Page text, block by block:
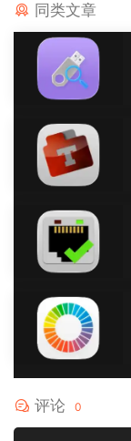
同类文章
评论 0